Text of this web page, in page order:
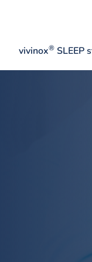
vivinox® SLEEP